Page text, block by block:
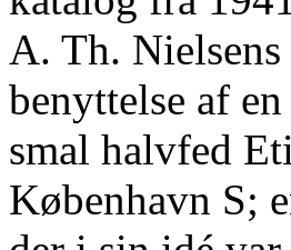
A. Th.
benyttelse af
smal halvfed
København S;